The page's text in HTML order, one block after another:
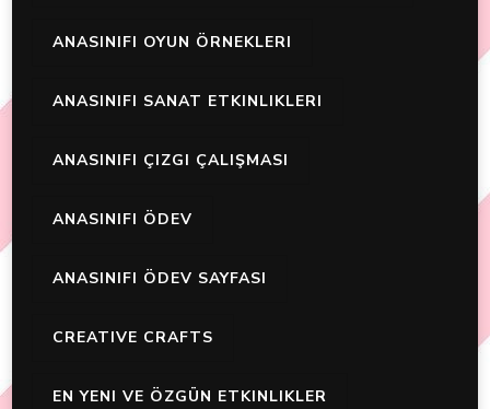
ANASINIFI OYUN ÖRNEKLERI
ANASINIFI SANAT ETKINLIKLERI
ANASINIFI ÇIZGI ÇALIŞMASI
ANASINIFI ÖDEV
ANASINIFI ÖDEV SAYFASI
CREATIVE CRAFTS
EN YENI VE ÖZGÜN ETKINLIKLER